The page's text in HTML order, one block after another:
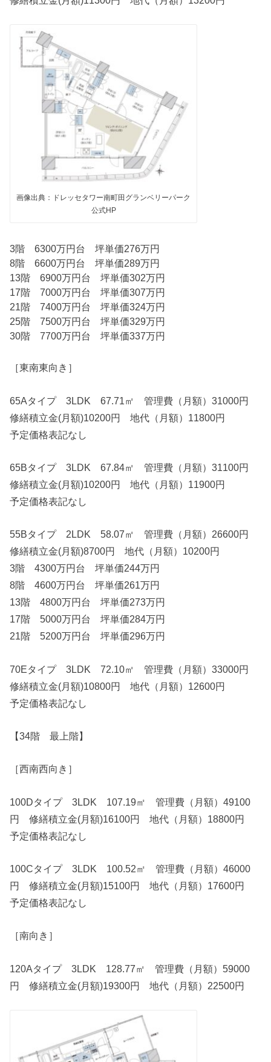
画像出典：ドレッセタワー南町田グランベリーパーク
公式HP
3階 6300万円台 坪単価276万円
8階 6600万円台 坪単価289万円
13階 6900万円台 坪単価302万円
17階 7000万円台 坪単価307万円
21階 7400万円台 坪単価324万円
25階 7500万円台 坪単価329万円
30階 7700万円台 坪単価337万円
［東南東向き］
65Aタイプ 3LDK 67.71㎡ 管理費（月額）31000円
修繕積立金(月額)10200円 地代（月額）11800円
予定価格表記なし
65Bタイプ 3LDK 67.84㎡ 管理費（月額）31100円
修繕積立金(月額)10200円 地代（月額）11900円
予定価格表記なし
55Bタイプ 2LDK 58.07㎡ 管理費（月額）26600円
修繕積立金(月額)8700円 地代（月額）10200円
3階 4300万円台 坪単価244万円
8階 4600万円台 坪単価261万円
13階 4800万円台 坪単価273万円
17階 5000万円台 坪単価284万円
21階 5200万円台 坪単価296万円
70Eタイプ 3LDK 72.10㎡ 管理費（月額）33000円
修繕積立金(月額)10800円 地代（月額）12600円
予定価格表記なし
【34階 最上階】
［西南西向き］
100Dタイプ 3LDK 107.19㎡ 管理費（月額）49100
円 修繕積立金(月額)16100円 地代（月額）18800円
予定価格表記なし
100Cタイプ 3LDK 100.52㎡ 管理費（月額）46000
円 修繕積立金(月額)15100円 地代（月額）17600円
予定価格表記なし
［南向き］
120Aタイプ 3LDK 128.77㎡ 管理費（月額）59000
円 修繕積立金(月額)19300円 地代（月額）22500円